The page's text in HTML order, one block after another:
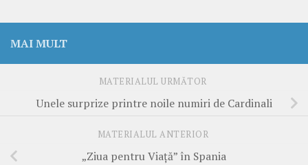
MAI MULT
MATERIALUL URMĂTOR
Unele surprize printre noile numiri de Cardinali
MATERIALUL ANTERIOR
„Ziua pentru Viaţă” în Spania